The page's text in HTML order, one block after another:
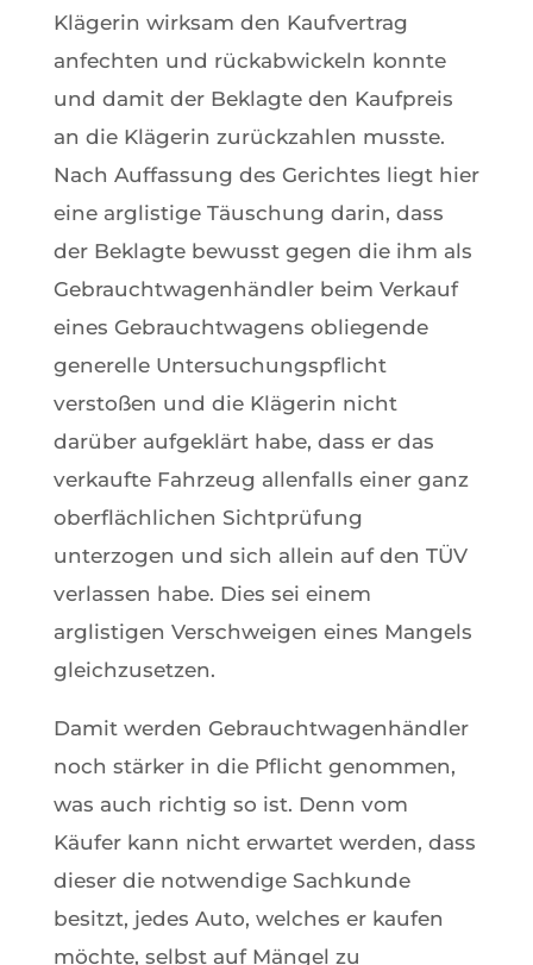
Klägerin wirksam den Kaufvertrag
anfechten und rückabwickeln konnte
und damit der Beklagte den Kaufpreis
an die Klägerin zurückzahlen musste.
Nach Auffassung des Gerichtes liegt hier
eine arglistige Täuschung darin, dass
der Beklagte bewusst gegen die ihm als
Gebrauchtwagenhändler beim Verkauf
eines Gebrauchtwagens obliegende
generelle Untersuchungspflicht
verstoßen und die Klägerin nicht
darüber aufgeklärt habe, dass er das
verkaufte Fahrzeug allenfalls einer ganz
oberflächlichen Sichtprüfung
unterzogen und sich allein auf den TÜV
verlassen habe. Dies sei einem
arglistigen Verschweigen eines Mangels
gleichzusetzen.
Damit werden Gebrauchtwagenhändler
noch stärker in die Pflicht genommen,
was auch richtig so ist. Denn vom
Käufer kann nicht erwartet werden, dass
dieser die notwendige Sachkunde
besitzt, jedes Auto, welches er kaufen
möchte, selbst auf Mängel zu